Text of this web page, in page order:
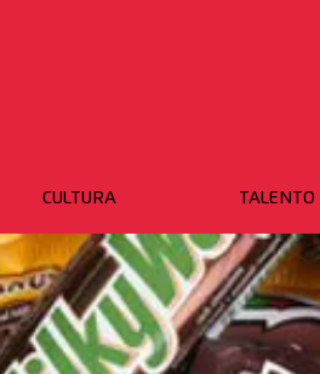
CULTURA TALENTO